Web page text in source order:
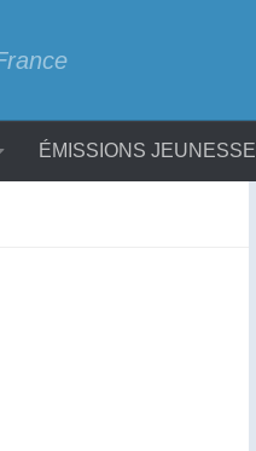
ÉMISSIONS JEUNESSE